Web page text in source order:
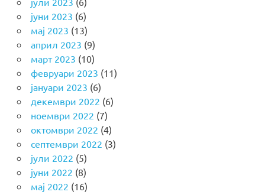
јуни 2023 (6)
мај 2023 (13)
април 2023 (9)
март 2023 (10)
февруари 2023 (11)
јануари 2023 (6)
декември 2022 (6)
ноември 2022 (7)
октомври 2022 (4)
септември 2022 (3)
јули 2022 (5)
јуни 2022 (8)
мај 2022 (16)